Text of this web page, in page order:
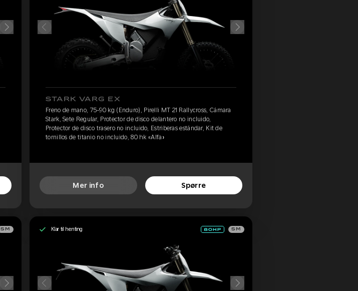
STARK VARG EX
Freno de mano, 75-90 kg (Enduro), Pirelli MT 21 Rallycross, Cámara
Stark, Sete Regular, Protector de disco delantero no incluido,
Protector de disco trasero no incluido, Estriberas estándar, Kit de
tornillos de titanio no incluido, 80 hk «Alfa»
Mer info Spørre
SM Klar til henting SM